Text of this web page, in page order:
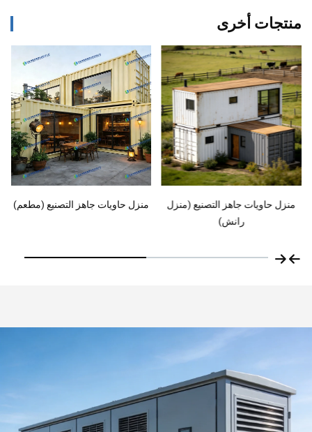
منتجات أخرى
منزل حاويات جاهز التصنيع (مطعم) منزل حاويات جاهز التصنيع (فندق)